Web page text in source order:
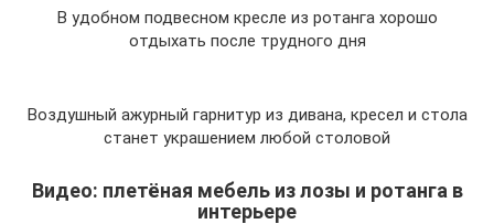
В удобном подвесном кресле из ротанга хорошо
отдыхать после трудного дня
Воздушный ажурный гарнитур из дивана, кресел и стола
станет украшением любой столовой
Видео: плетёная мебель из лозы и ротанга в
интерьере